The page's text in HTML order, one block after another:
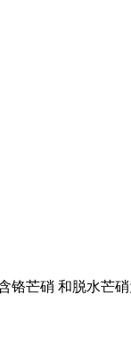
铬芒硝 和脱水芒